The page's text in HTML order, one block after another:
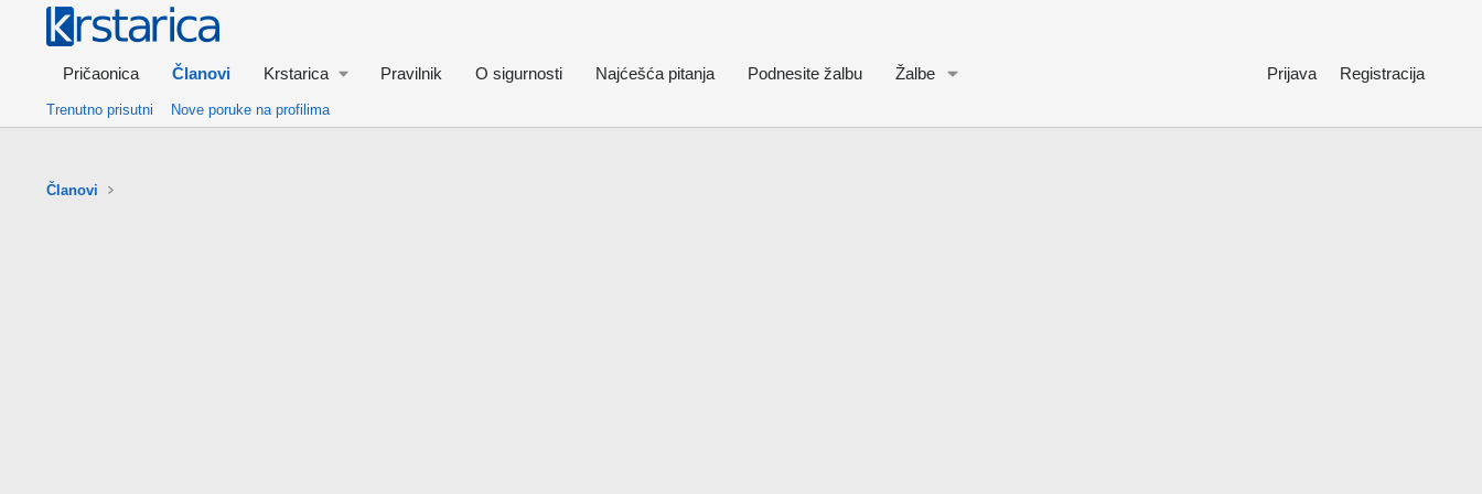
Pričaonica Članovi Krstarica Pravilnik O sigurnosti Najćešća pitanja Podnesite žalbu Žalbe Prijava Registracija
Trenutno prisutni Nove poruke na profilima
Članovi